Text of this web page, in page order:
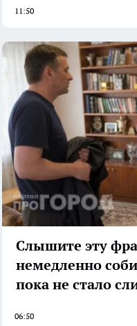
11:50
Слышите эту
немедленно
пока не стало
06:50